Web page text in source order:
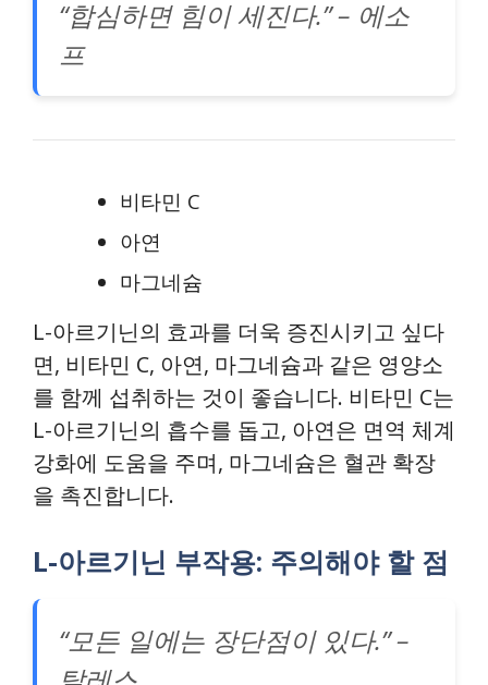
“합심하면 힘이 세진다.” – 에소
프
비타민 C
아연
마그네슘
L-아르기닌의 효과를 더욱 증진시키고 싶다
면, 비타민 C, 아연, 마그네슘과 같은 영양소
를 함께 섭취하는 것이 좋습니다. 비타민 C는
L-아르기닌의 흡수를 돕고, 아연은 면역 체계
강화에 도움을 주며, 마그네슘은 혈관 확장
을 촉진합니다.
L-아르기닌 부작용: 주의해야 할 점
“모든 일에는 장단점이 있다.” –